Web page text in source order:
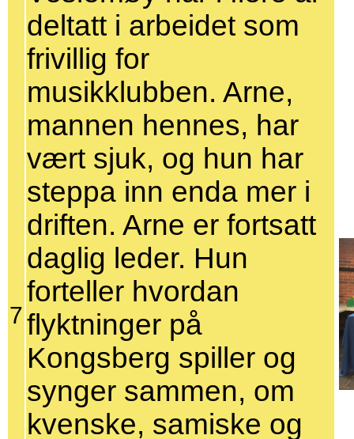
7
deltatt i arbeidet som
frivillig for
musikklubben. Arne,
mannen hennes, har
vært sjuk, og hun har
steppa inn enda mer i
driften. Arne er fortsatt
daglig leder. Hun
forteller hvordan
flyktninger på
Kongsberg spiller og
synger sammen, om
kvenske, samiske og